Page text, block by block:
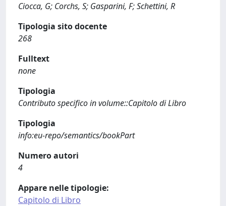
Ciocca, G; Corchs, S; Gasparini, F; Schettini, R
Tipologia sito docente
268
Fulltext
none
Tipologia
Contributo specifico in volume::Capitolo di Libro
Tipologia
info:eu-repo/semantics/bookPart
Numero autori
4
Appare nelle tipologie:
Capitolo di Libro